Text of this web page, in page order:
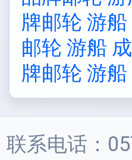
牌邮轮 游船
邮轮 游船
牌邮轮 游船
联系电话：